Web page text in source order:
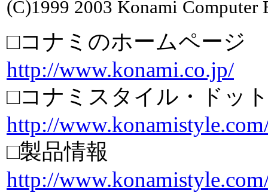
(C)1999 2003 Konami Computer
□コナミのホームページ
http://www.konami.co.jp/
□コナミスタイル・ドッ
http://
□製品情報
http://